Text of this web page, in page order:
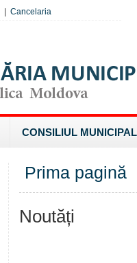
Cancelaria
CONSILIUL MUNICIPAL
Prima pagină
Noutăți